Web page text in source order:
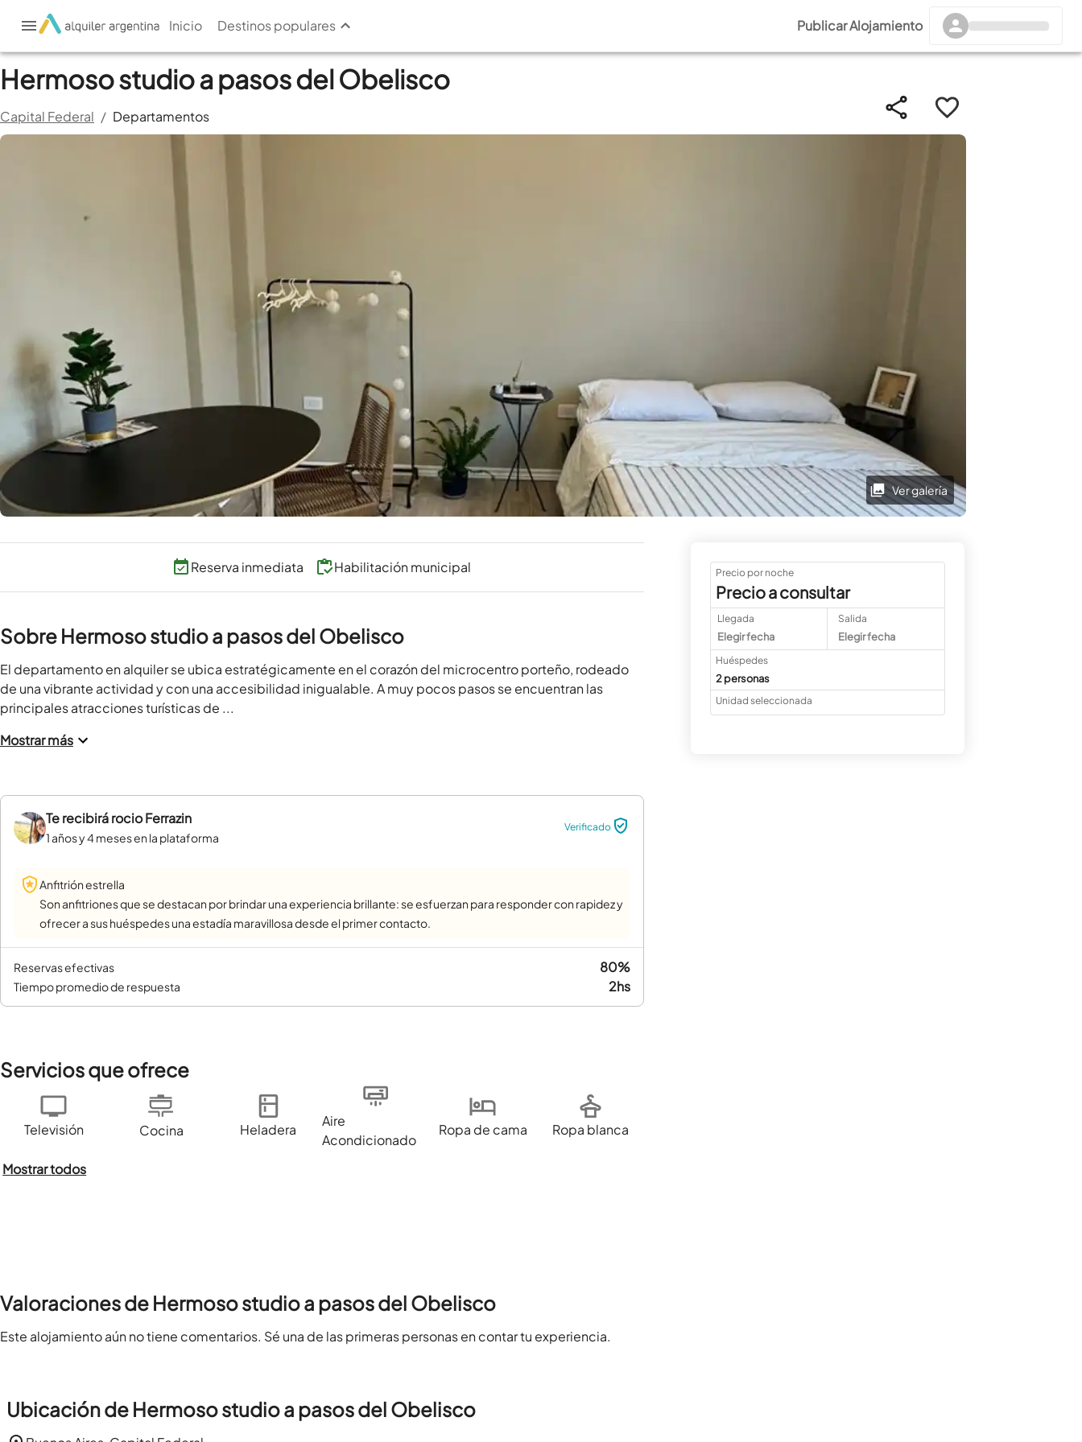
Inicio Destinos populares Publicar Alojamiento
Hermoso studio a pasos del Obelisco
Capital Federal / Departamentos
Ver galería
Reserva inmediata Habilitación municipal
Sobre Hermoso studio a pasos del Obelisco
El departamento en alquiler se ubica estratégicamente en el corazón del microcentro porteño, rodeado
de una vibrante actividad y con una accesibilidad inigualable. A muy pocos pasos se encuentran las
principales atracciones turísticas de ...
Mostrar más
Te recibirárocio Ferrazin
1 años y 4 meses en la plataforma
Verificado
Anfitrión estrella
Son anfitriones que se destacan por brindar una experiencia brillante: se esfuerzan para responder con rapidez y
ofrecer a sus huéspedes una estadía maravillosa desde el primer contacto.
80%
reservas efectivas
2hs
tiempo promedio de respuesta
Servicios que ofrece
Televisión Cocina Heladera
Aire
Acondicionado
Ropa de cama Ropa blanca
Mostrar todos
Valoraciones de Hermoso studio a pasos del Obelisco
Este alojamiento aún no tiene comentarios. Sé una de las primeras personas en contar tu experiencia.
Ubicación de Hermoso studio a pasos del Obelisco
Precio por noche
Precio a consultar
Llegada
Elegir fecha
Salida
Elegir fecha
Huéspedes
2 personas
Unidad seleccionada